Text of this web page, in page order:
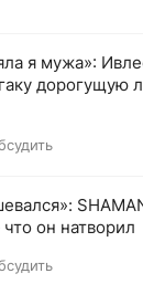
я мужа»:
дорогущую
он натворил